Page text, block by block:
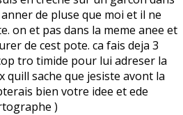
de pluse que moi et il ne
on et pas dans la meme anee et
de cest pote. ca fais deja 3
tro timide pour lui adreser la
quill sache que jesiste avont la
bien votre idee et ede
)